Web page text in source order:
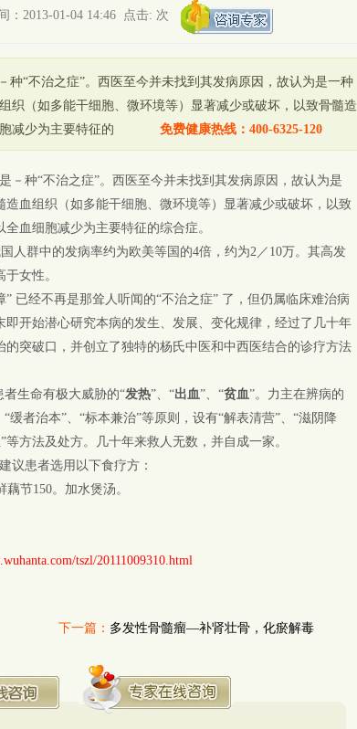
01-04 14:46 点击: 次
种“不治之症”。西医至今并未找到其发病原因，故认为是一种
织（如多能干细胞、微环境等）显著减少或破坏，以致骨髓造
减少为主要特征的
免费健康热线：400-6325-120
－种“不治之症”。西医至今并未找到其发病原因，故认为是
血组织（如多能干细胞、微环境等）显著减少或破坏，以致
血细胞减少为主要特征的综合症。
人群中的发病率约为欧美等国的4倍，约为2／10万。其高发
女性。
已经不再是那耸人听闻的“不治之症” 了，但仍属临床难治病
开始潜心研究本病的发生、发展、变化规律，经过了几十年
突破口，并创立了独特的杨氏中医和中西医结合的诊疗方法
者生命有极大威胁的“发热”、“出血”、“贫血”。力主在辨病的
缓者治本”、“标本兼治”等原则，设有“解表清营”、“滋阴降
等方法及处方。几十年来救人无数，并自成一家。
议患者选用以下食疗方：
节150。加水煲汤。
tszl/20111009310.html
下一篇： 多发性骨髓瘤—补肾壮骨，化瘀解毒